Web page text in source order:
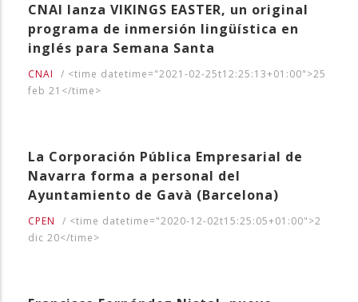
CNAI lanza VIKINGS EASTER, un original
programa de inmersión lingüística en
inglés para Semana Santa
CNAI / <time datetime="2021-02-25t12:25:13+01:00">25
feb 21</time>
La Corporación Pública Empresarial de
Navarra forma a personal del
Ayuntamiento de Gavà (Barcelona)
CPEN / <time datetime="2020-12-02t15:25:05+01:00">2
dic 20</time>